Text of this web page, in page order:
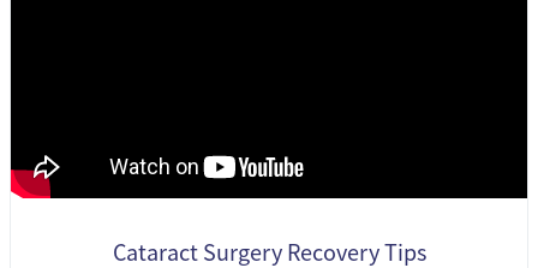
Cataract Surgery Recovery Tips